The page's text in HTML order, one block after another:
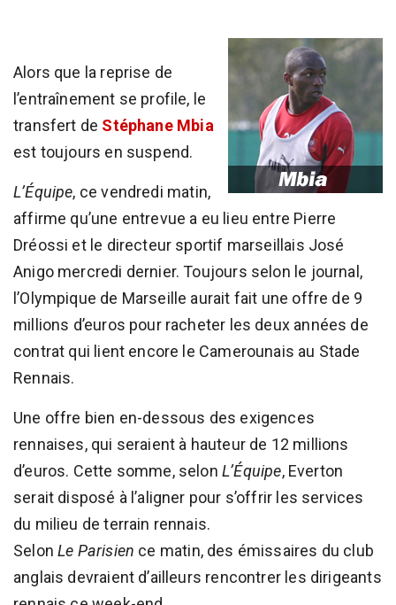
Alors que la reprise de
l’entraînement se profile, le
transfert de Stéphane Mbia
est toujours en suspend.
L’Équipe, ce vendredi matin,
affirme qu’une entrevue a eu lieu entre Pierre
Dréossi et le directeur sportif marseillais José
Anigo mercredi dernier. Toujours selon le journal,
l’Olympique de Marseille aurait fait une offre de 9
millions d’euros pour racheter les deux années de
contrat qui lient encore le Camerounais au Stade
Rennais.
Une offre bien en-dessous des exigences
rennaises, qui seraient à hauteur de 12 millions
d’euros. Cette somme, selonL’Équipe, Everton
serait disposé à l’aligner pour s’offrir les services
du milieu de terrain rennais.
SelonLe Parisien ce matin, des émissaires du club
anglais devraient d’ailleurs rencontrer les dirigeants